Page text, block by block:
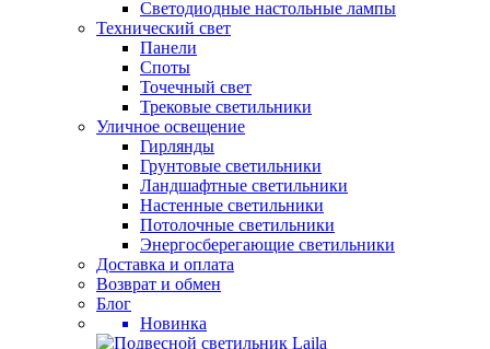
Светодиодные настольные лампы
Технический свет
Панели
Споты
Точечный свет
Трековые светильники
Уличное освещение
Гирлянды
Грунтовые светильники
Ландшафтные светильники
Настенные светильники
Потолочные светильники
Энергосберегающие светильники
Доставка и оплата
Возврат и обмен
Блог
Новинка